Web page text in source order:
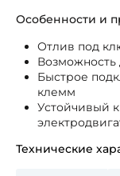
Особенности и
Отлив под
Возможность
Быстрое
клемм
Устойчивый
Технические